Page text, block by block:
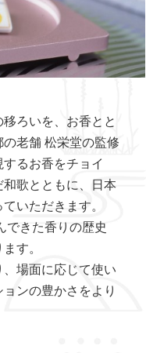
ろいを、お香とと
老舗 松栄堂の監修
るお香をチョイ
歌とともに、日本
いただきます。
できた香りの歴史
す。
場面に応じて使い
ンの豊かさをより